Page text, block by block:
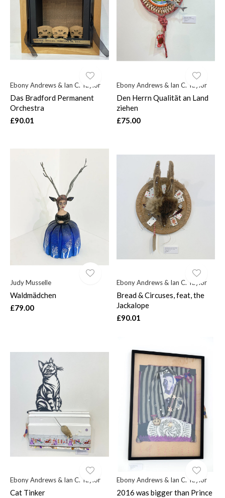
Ebony Andrews & Ian C. Taylor
Das Bradford Permanent
Orchestra
£90.01
Ebony Andrews & Ian C. Taylor
Den Herrn Qualität an Land
ziehen
£75.00
Judy Musselle
Waldmädchen
£79.00
Ebony Andrews & Ian C. Taylor
Bread & Circuses, feat, the
Jackalope
£90.01
Ebony Andrews & Ian C. Taylor
Cat Tinker
Ebony Andrews & Ian C. Taylor
2016 was bigger than Prince